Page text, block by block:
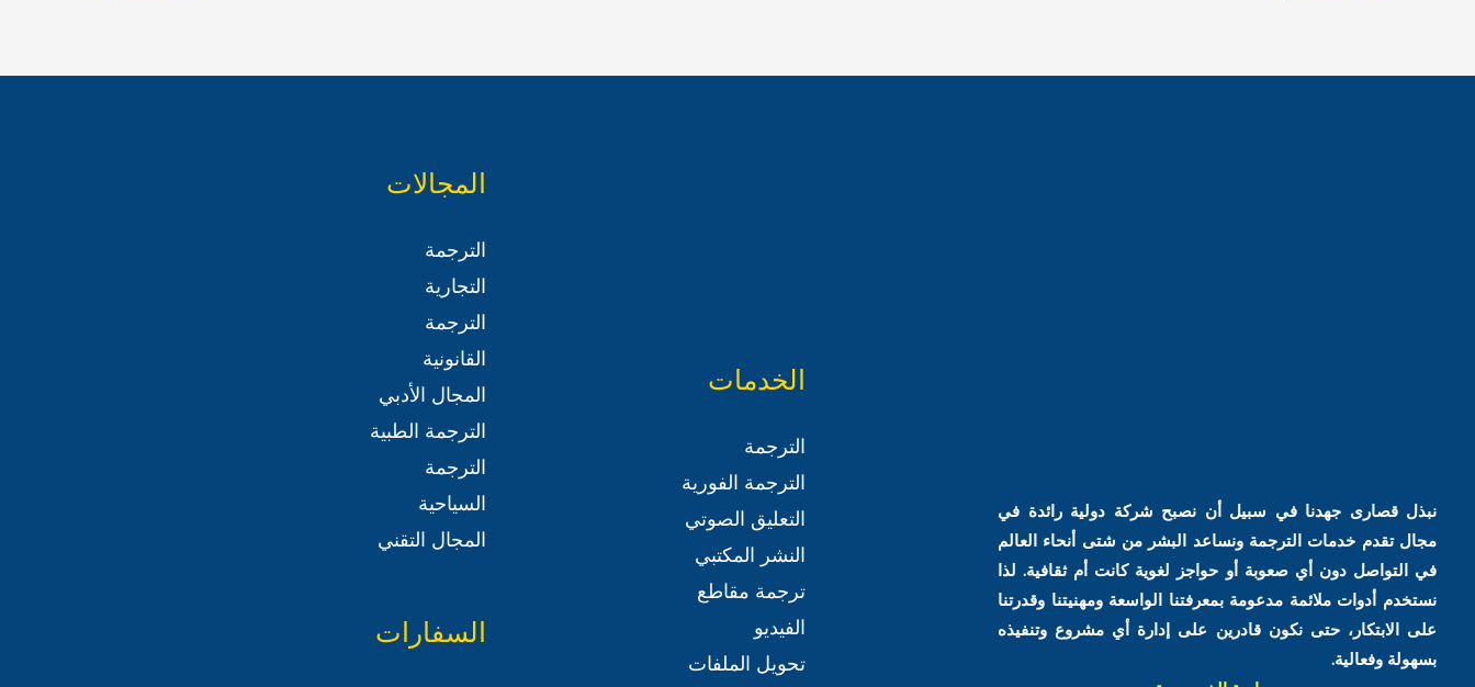
نبذل قصارى جهدنا في سبيل أن نصبح شركة دولية رائدة في
مجال تقدم خدمات الترجمة ونساعد البشر من شتى أنحاء العالم
في التواصل دون أي صعوبة أو حواجز لغوية كانت أم ثقافية. لذا
نستخدم أدوات ملائمة مدعومة بمعرفتنا الواسعة ومهنيتنا وقدرتنا
على الابتكار، حتى نكون قادرين على إدارة أي مشروع وتنفيذه
بسهولة وفعالية.
الخدمات
الترجمة
الترجمة الفورية
التعليق الصوتي
النشر المكتبي
ترجمة مقاطع
الفيديو
تحويل الملفات
المجالات
الترجمة
التجارية
الترجمة
القانونية
المجال الأدبي
الترجمة الطبية
الترجمة
السياحية
المجال التقني
السفارات